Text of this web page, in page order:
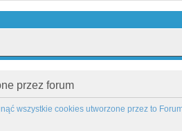
przez forum
wszystkie cookies utworzone przez to